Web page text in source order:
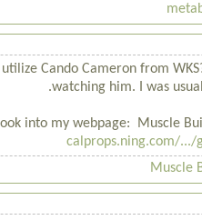
Cando Cameron from
watching him. I was
into my webpage: Muscle
calprops.ning.com/
Muscle